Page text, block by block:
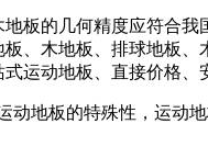
板的几何精度应符合
、木地板、排球地板
运动地板、直接价格、
地板的特殊性，运动